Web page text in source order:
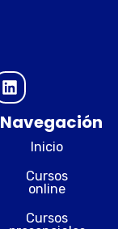
L
i
k
Navegación
Inicio
Cursos
online
Cursos